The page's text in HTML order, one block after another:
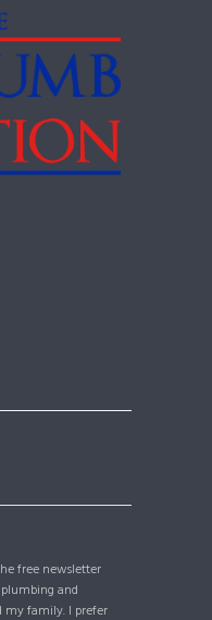
free newsletter
and
my family. I prefer